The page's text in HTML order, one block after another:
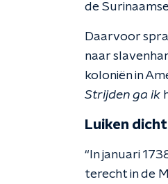
de
Daarvoor
naar
koloniën in
Strijden ga ik
Luiken
“In januari
terecht in de